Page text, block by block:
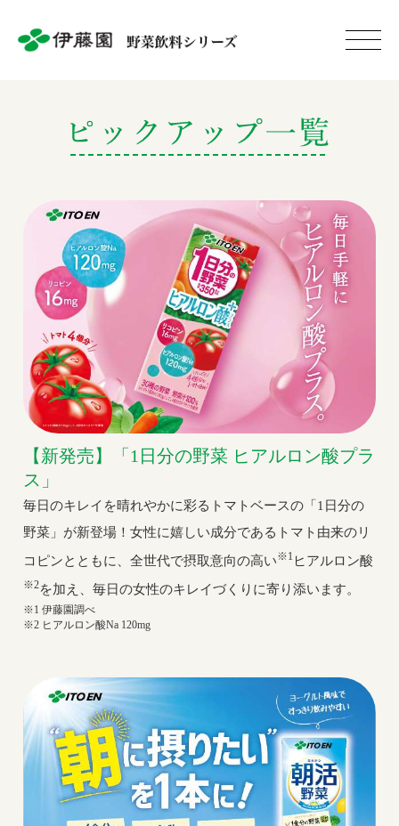
【新発売】「1日分の野菜 ヒアルロン酸プラ
ス」
毎日のキレイを晴れやかに彩るトマトベースの「1日分の
野菜」が新登場！女性に嬉しい成分であるトマト由来のリ
コピンとともに、全世代で摂取意向の高い※1 ヒアルロン酸
※2を加え、毎日の女性のキレイづくりに寄り添います。
※1 伊藤園調べ
※2 ヒアルロン酸Na 120mg